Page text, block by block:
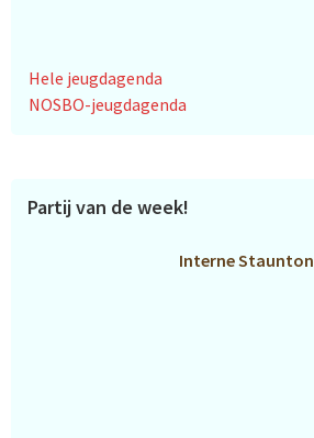
Hele jeugdagenda
NOSBO-jeugdagenda
Partij van de week!
Interne Staunton